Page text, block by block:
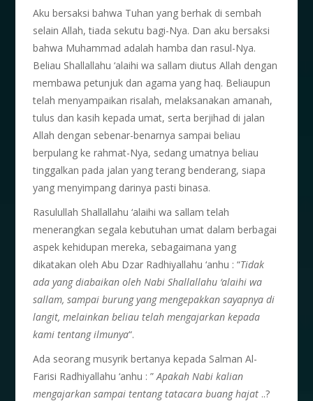
Aku bersaksi bahwa Tuhan yang berhak di sembah
selain Allah, tiada sekutu bagi-Nya. Dan aku bersaksi
bahwa Muhammad adalah hamba dan rasul-Nya.
Beliau Shallallahu ‘alaihi wa sallam diutus Allah dengan
membawa petunjuk dan agama yang haq. Beliaupun
telah menyampaikan risalah, melaksanakan amanah,
tulus dan kasih kepada umat, serta berjihad di jalan
Allah dengan sebenar-benarnya sampai beliau
berpulang ke rahmat-Nya, sedang umatnya beliau
tinggalkan pada jalan yang terang benderang, siapa
yang menyimpang darinya pasti binasa.
Rasulullah Shallallahu ‘alaihi wa sallam telah
menerangkan segala kebutuhan umat dalam berbagai
aspek kehidupan mereka, sebagaimana yang
dikatakan oleh Abu Dzar Radhiyallahu ‘anhu : “Tidak
ada yang diabaikan oleh Nabi Shallallahu ‘alaihi wa
sallam, sampai burung yang mengepakkan sayapnya di
langit, melainkan beliau telah mengajarkan kepada
kami tentang ilmunya“.
Ada seorang musyrik bertanya kepada Salman Al-
Farisi Radhiyallahu ‘anhu : ”Apakah Nabi kalian
mengajarkan sampai tentang tatacara buang hajat ..?